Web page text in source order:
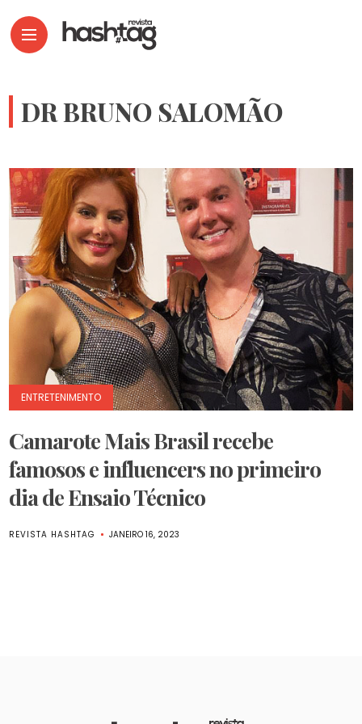
DR BRUNO SALOMÃO
ENTRETENIMENTO
Camarote Mais Brasil recebe
famosos e influencers no primeiro
dia de Ensaio Técnico
REVISTA HASHTAG JANEIRO 16, 2023